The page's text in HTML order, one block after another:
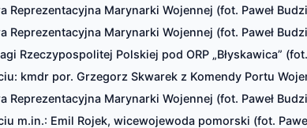
Reprezentacyjna Marynarki Wojennej (fot. Paweł
Reprezentacyjna Marynarki Wojennej (fot. Paweł
Rzeczypospolitej Polskiej pod ORP „Błyskawica”
kmdr por. Grzegorz Skwarek z Komendy Portu
Reprezentacyjna Marynarki Wojennej (fot. Paweł
m.in.: Emil Rojek, wicewojewoda pomorski (fot.